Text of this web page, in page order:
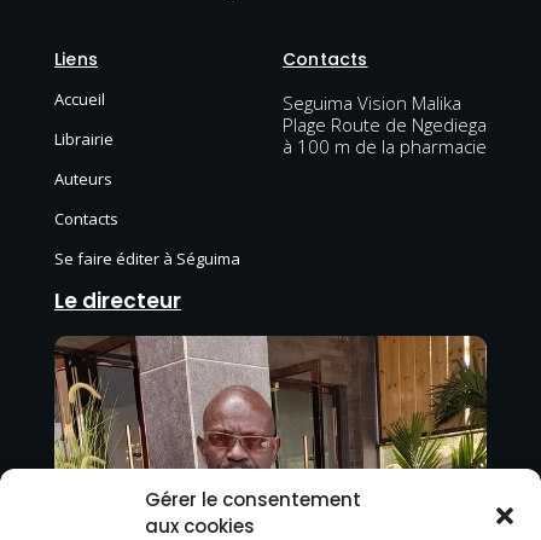
Gérer le consentement
aux cookies
Liens
Accueil
Librairie
Auteurs
Contacts
Se faire éditer à Séguima
Contacts
Seguima Vision Malika
Plage Route de Ngediega
à 100 m de la pharmacie
Le directeur